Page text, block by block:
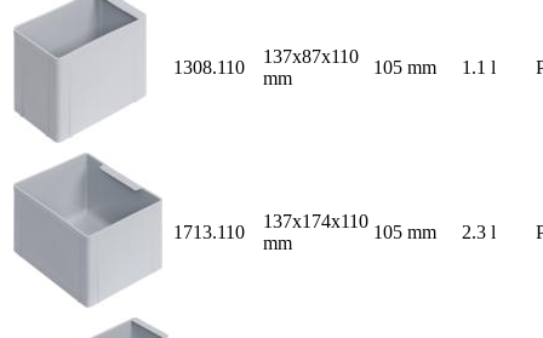
1308.110
137x87x110
mm
105 mm 1.1 l
1713.110
137x174x110
mm
105 mm 2.3 l